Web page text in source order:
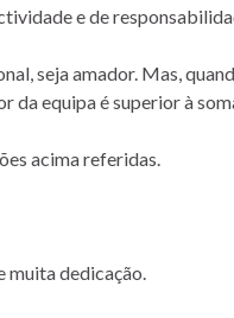
e de
seja amador. Mas,
da equipa é superior à
acima referidas.
muita dedicação.